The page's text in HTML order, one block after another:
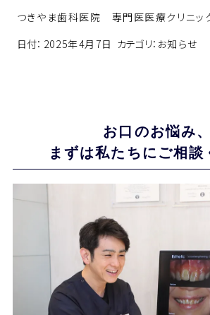
つきやま歯科医院 専門医医療クリニ
日付： 2025年4月7日 カテゴリ： お知らせ
お口のお悩み、
まずは私たちにご相談